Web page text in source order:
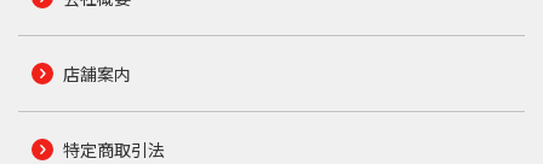
店舗案内
特定商取引法